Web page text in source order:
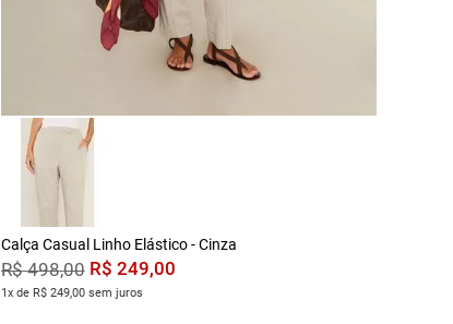
Calça Casual Linho Elástico - Cinza
R$ 498,00 R$ 249,00
1x de R$ 249,00 sem juros